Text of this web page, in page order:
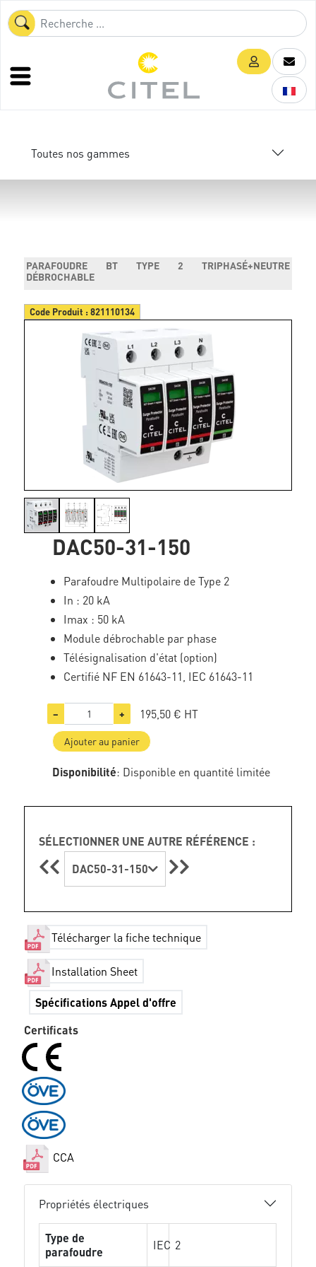
Toutes nos gammes
PARAFOUDRE BT TYPE 2 TRIPHASÉ+NEUTRE
DÉBROCHABLE
Code Produit :821110134
DAC50-31-150
Parafoudre Multipolaire de Type 2
In : 20 kA
Imax : 50 kA
Module débrochable par phase
Télésignalisation d'état (option)
Certifié NF EN 61643-11, IEC 61643-11
− + 195,50 € HT
Ajouter au panier
Disponibilité: Disponible en quantité limitée
SÉLECTIONNER UNE AUTRE RÉFÉRENCE :
DAC50-31-150
Télécharger la fiche technique
Installation Sheet
Spécifications Appel d'offre
Certificats
CCA
Propriétés électriques
Type de
parafoudre
IEC 2